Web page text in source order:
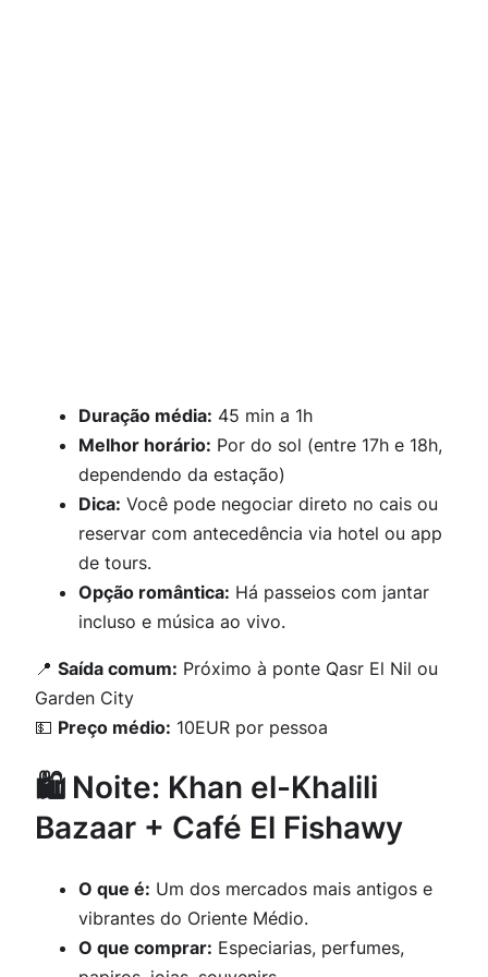
Duração média: 45 min a 1h
Melhor horário: Por do sol (entre 17h e 18h,
dependendo da estação)
Dica: Você pode negociar direto no cais ou
reservar com antecedência via hotel ou app
de tours.
Opção romântica: Há passeios com jantar
incluso e música ao vivo.
📍 Saída comum: Próximo à ponte Qasr El Nil ou
Garden City
💵 Preço médio: 10EUR por pessoa
🛍️ Noite: Khan el-Khalili
Bazaar + Café El Fishawy
O que é: Um dos mercados mais antigos e
vibrantes do Oriente Médio.
O que comprar: Especiarias, perfumes,